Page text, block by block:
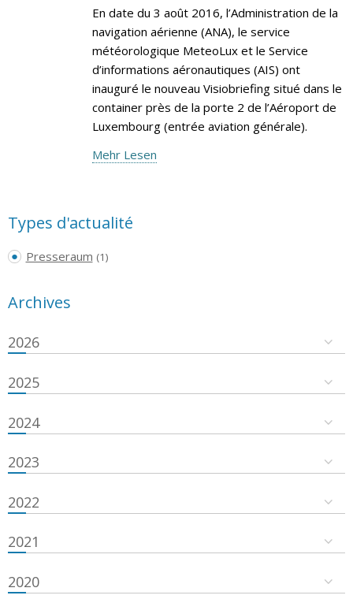
En date du 3 août 2016, l’Administration de la
navigation aérienne (ANA), le service
météorologique MeteoLux et le Service
d’informations aéronautiques (AIS) ont
inauguré le nouveau Visiobriefing situé dans le
container près de la porte 2 de l’Aéroport de
Luxembourg (entrée aviation générale).
Mehr Lesen
Types d'actualité
Presseraum (1)
Archives
2026
2025
2024
2023
2022
2021
2020